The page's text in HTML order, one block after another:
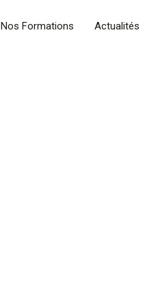
Nos Formations Actualités